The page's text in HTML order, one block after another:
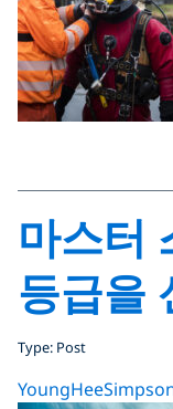
마스터
등급을
Type: Post